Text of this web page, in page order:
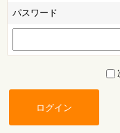
パスワード
ログイン